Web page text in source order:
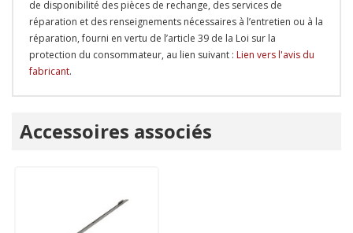
de disponibilité des pièces de rechange, des services de
réparation et des renseignements nécessaires à l’entretien ou à la
réparation, fourni en vertu de l’article 39 de la Loi sur la
protection du consommateur, au lien suivant : Lien vers l'avis du
fabricant.
personnalisé
Accessoires associés